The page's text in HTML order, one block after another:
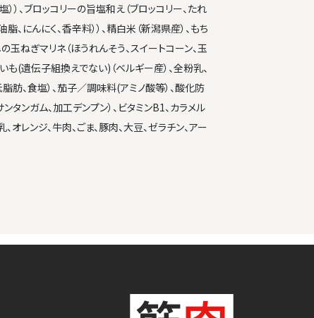
））、ブロッコリーの旨塩和え（ブロッコリー、たれ
、にんにく、香辛料））、精白米（新潟県産）、もち
玉ねぎマリネ（ほうれんそう、スイートコーン、玉
も(遺伝子組換えでない)（ベルギー産）、全粉乳、
肪、食塩）、茄子／調味料(アミノ酸等）、酸化防
ンタンガム、加工デンプン）、ビタミンB1、カラメル
オレンジ、牛肉、ごま、豚肉、大豆、ゼラチン、アー